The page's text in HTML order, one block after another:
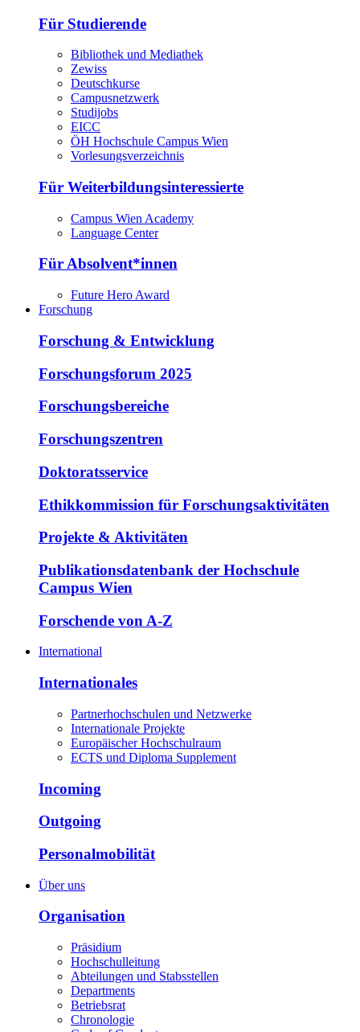
Für Studierende
Bibliothek und Mediathek
Zewiss
Deutschkurse
Campusnetzwerk
Studijobs
EICC
ÖH Hochschule Campus Wien
Vorlesungsverzeichnis
Für Weiterbildungsinteressierte
Campus Wien Academy
Language Center
Für Absolvent*innen
Future Hero Award
Forschung
Forschung & Entwicklung
Forschungsforum 2025
Forschungsbereiche
Forschungszentren
Doktoratsservice
Ethikkommission für Forschungsaktivitäten
Projekte & Aktivitäten
Publikationsdatenbank der Hochschule
Campus Wien
Forschende von A-Z
International
Internationales
Partnerhochschulen und Netzwerke
Internationale Projekte
Europäischer Hochschulraum
ECTS und Diploma Supplement
Incoming
Outgoing
Personalmobilität
Über uns
Organisation
Präsidium
Hochschulleitung
Abteilungen und Stabsstellen
Departments
Betriebsrat
Chronologie